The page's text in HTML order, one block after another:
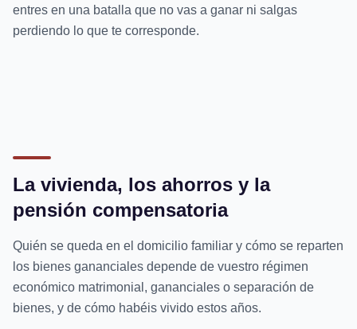
entres en una batalla que no vas a ganar ni salgas
perdiendo lo que te corresponde.
La vivienda, los ahorros y la
pensión compensatoria
Quién se queda en el domicilio familiar y cómo se reparten
los bienes gananciales depende de vuestro régimen
económico matrimonial, gananciales o separación de
bienes, y de cómo habéis vivido estos años.